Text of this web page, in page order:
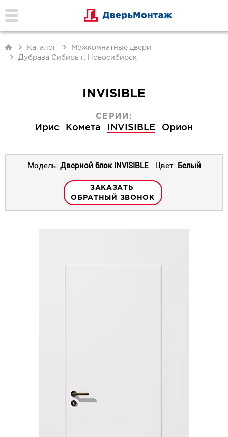
Каталог
Межкомнатные двери
Дубрава Сибирь г. Новосибирск
INVISIBLE
СЕРИИ:
Ирис Комета INVISIBLE Орион
Модель: Дверной блок INVISIBLE Цвет: Белый
ЗАКАЗАТЬ
ОБРАТНЫЙ ЗВОНОК